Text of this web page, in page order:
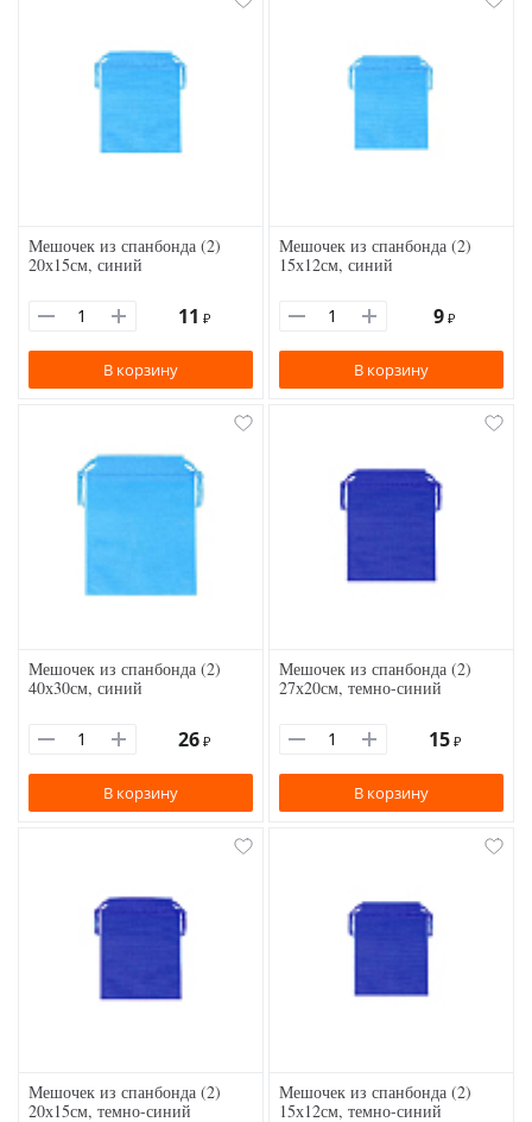
Мешочек из спанбонда (2)
20х15см, синий
11 ₽
В корзину
Мешочек из спанбонда (2)
15х12см, синий
9 ₽
В корзину
Мешочек из спанбонда (2)
40х30см, синий
26 ₽
В корзину
Мешочек из спанбонда (2)
27х20см, темно-синий
15 ₽
В корзину
Мешочек из спанбонда (2)
20х15см, темно-синий
Мешочек из спанбонда (2)
15х12см, темно-синий